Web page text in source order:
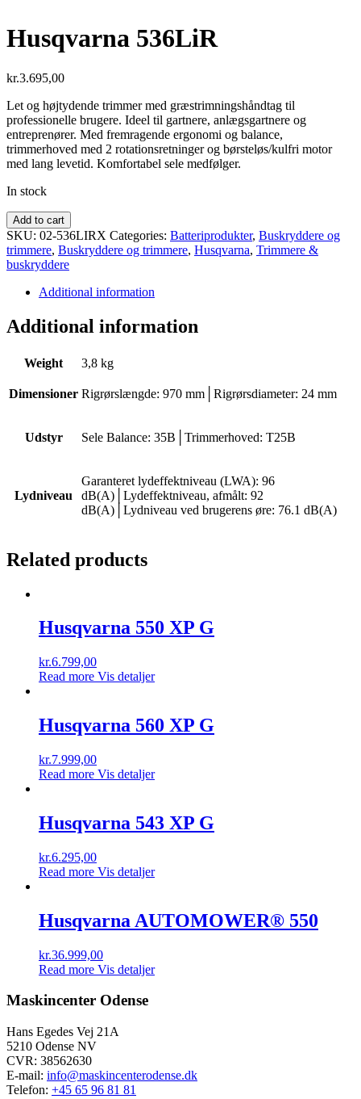
Husqvarna 536LiR
kr.3.695,00
Let og højtydende trimmer med græstrimningshåndtag til
professionelle brugere. Ideel til gartnere, anlægsgartnere og
entreprenører. Med fremragende ergonomi og balance,
trimmerhoved med 2 rotationsretninger og børsteløs/kulfri motor
med lang levetid. Komfortabel sele medfølger.
In stock
Husqvarna
536LiR
quantity
Add to cart
SKU: 02-536LIRX Categories: Batteriprodukter, Buskryddere og
trimmere, Buskryddere og trimmere, Husqvarna, Trimmere &
buskryddere
Additional information
Additional information
Weight 3,8 kg
Dimensioner Rigrørslængde: 970 mm│Rigrørsdiameter: 24 mm
Udstyr Sele Balance: 35B│Trimmerhoved: T25B
Lydniveau
Garanteret lydeffektniveau (LWA): 96
dB(A)│Lydeffektniveau, afmålt: 92
dB(A)│Lydniveau ved brugerens øre: 76.1 dB(A)
Related products
Husqvarna 550 XP G
kr.6.799,00
Read more Vis detaljer
Husqvarna 560 XP G
kr.7.999,00
Read more Vis detaljer
Husqvarna 543 XP G
kr.6.295,00
Read more Vis detaljer
Husqvarna AUTOMOWER® 550
kr.36.999,00
Read more Vis detaljer
Maskincenter Odense
Hans Egedes Vej 21A
5210 Odense NV
CVR: 38562630
E-mail: info@maskincenterodense.dk
Telefon: +45 65 96 81 81